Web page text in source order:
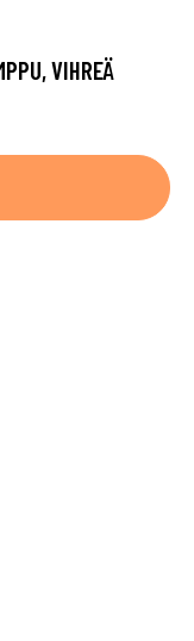
VIHREÄ